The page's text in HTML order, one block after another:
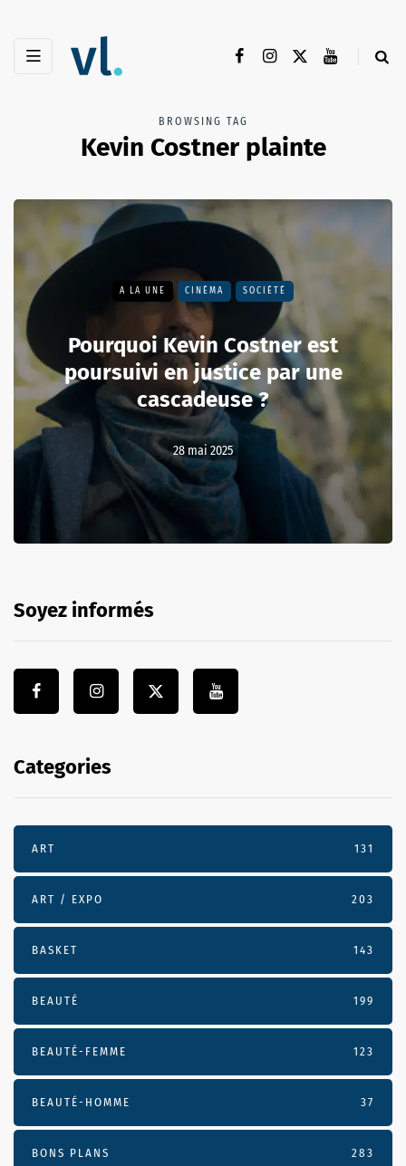
BROWSING TAG
Kevin Costner plainte
A LA UNE CINÉMA SOCIÉTÉ
Pourquoi Kevin Costner est
poursuivi en justice par une
cascadeuse ?
28 mai 2025
Soyez informés
Categories
ART 131
ART / EXPO 203
BASKET 143
BEAUTÉ 199
BEAUTÉ-FEMME 123
BEAUTÉ-HOMME 37
BONS PLANS 283